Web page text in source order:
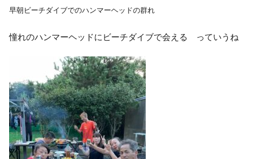
早朝ビーチダイブでのハンマーヘッドの群れ
憧れのハンマーヘッドにビーチダイブで会える っていうね